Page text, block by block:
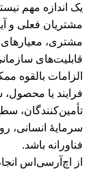
یک اندازه مهم
مشتریان فعلی و
مشتری،
قابلیت‌های
الزامات بالقوه
فرایند یا
تأمین‌کنندگان،
سرمایۀ
فناورانه باشد.